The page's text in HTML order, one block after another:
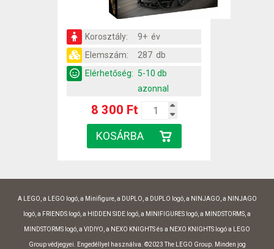
Korosztály:
9+ év
Elemszám:
287 db
Elérhetőség: 5-10 db
azonnal
8 300 Ft
A LEGO, a LEGO logó, a Minifigure, a DUPLO, a DUPLO logó, a NINJAGO, a NINJAGO
logó, a FRIENDS logó, a HIDDEN SIDE logó, a MINIFIGURES logó, a MINDSTORMS, a
MINDSTORMS logó, a VIDIYO, a NEXO KNIGHTS és a NEXO KNIGHTS logó a LEGO
Group védjegyei. Engedéllyel használva. ©2023 The LEGO Group. Minden jog